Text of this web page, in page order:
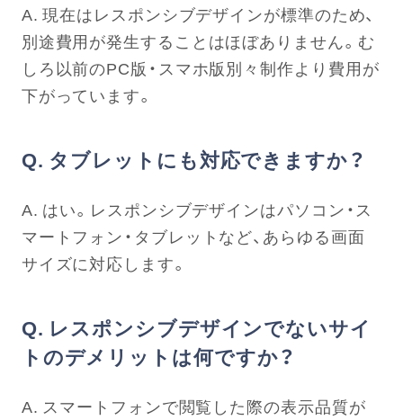
A. 現在はレスポンシブデザインが標準のため、
別途費用が発生することはほぼありません。む
しろ以前のPC版・スマホ版別々制作より費用が
下がっています。
Q. タブレットにも対応できますか？
A. はい。レスポンシブデザインはパソコン・ス
マートフォン・タブレットなど、あらゆる画面
サイズに対応します。
Q. レスポンシブデザインでないサイ
トのデメリットは何ですか？
A. スマートフォンで閲覧した際の表示品質が